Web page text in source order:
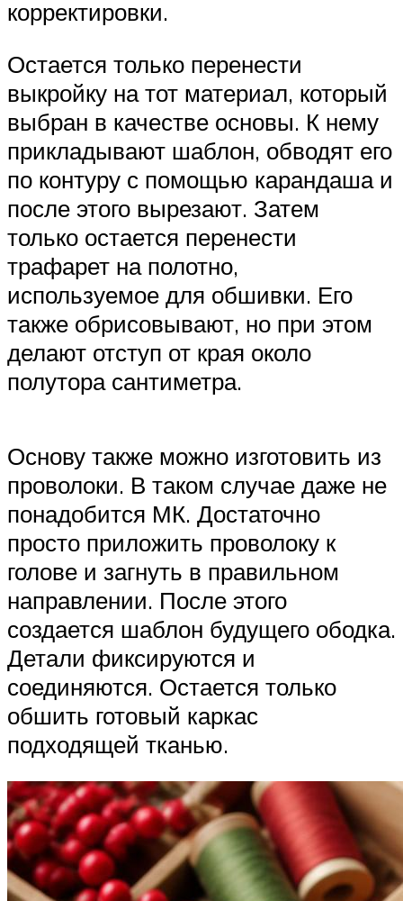
корректировки.
Остается только перенести
выкройку на тот материал, который
выбран в качестве основы. К нему
прикладывают шаблон, обводят его
по контуру с помощью карандаша и
после этого вырезают. Затем
только остается перенести
трафарет на полотно,
используемое для обшивки. Его
также обрисовывают, но при этом
делают отступ от края около
полутора сантиметра.
Основу также можно изготовить из
проволоки. В таком случае даже не
понадобится МК. Достаточно
просто приложить проволоку к
голове и загнуть в правильном
направлении. После этого
создается шаблон будущего ободка.
Детали фиксируются и
соединяются. Остается только
обшить готовый каркас
подходящей тканью.